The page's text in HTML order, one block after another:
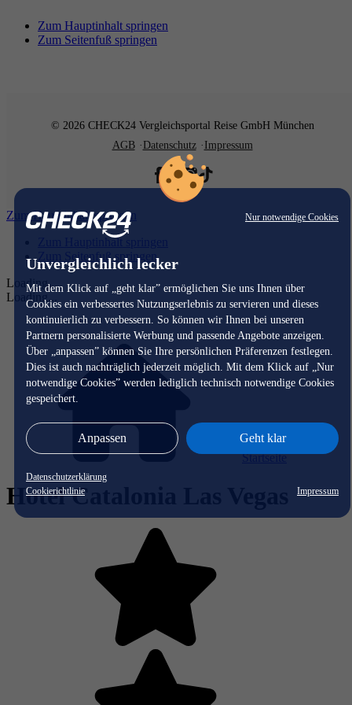
Nur notwendige Cookies
Unvergleichlich lecker
Mit dem Klick auf „geht klar” ermöglichen Sie uns Ihnen über
Cookies ein verbessertes Nutzungserlebnis zu servieren und dieses
kontinuierlich zu verbessern. So können wir Ihnen bei unseren
Partnern personalisierte Werbung und passende Angebote anzeigen.
Über „anpassen” können Sie Ihre persönlichen Präferenzen festlegen.
Dies ist auch nachträglich jederzeit möglich. Mit dem Klick auf „Nur
notwendige Cookies” werden lediglich technisch notwendige Cookies
gespeichert.
Anpassen Geht klar
Datenschutzerklärung
Cookierichtlinie
Impressum
Zum Hauptinhalt springen
Zum Seitenfuß springen
© 2026 CHECK24 Vergleichsportal Reise GmbH München
AGB
Datenschutz Impressum
Zum Hauptinhalt springen
Zum Hauptinhalt springen
Zum Seitenfuß springen
Loading...
Loading...
Startseite
Hotel Catalonia Las Vegas